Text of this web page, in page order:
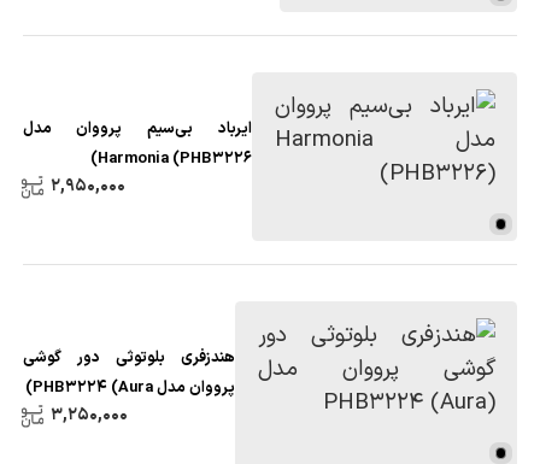
ایرباد بی‌سیم پرووان مدل
Harmonia (PHB3226)
2,950,000
هندزفری بلوتوثی دور گوشی
پرووان مدل PHB3224 (Aura)
3,250,000